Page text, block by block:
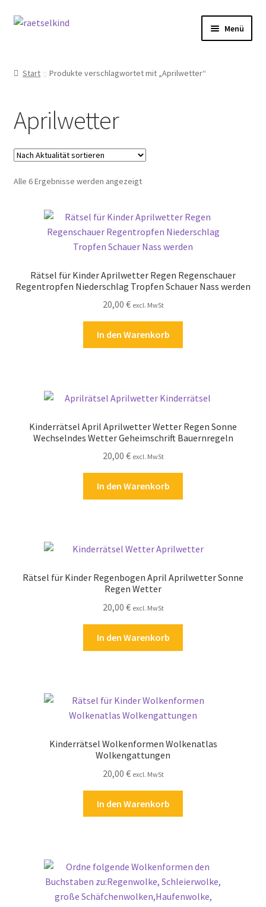
Zur
Zum
Menü
Cookie-Richtlinie (EU)
Datenschutzbelehrung
Echtheit von Bewertungen
Kasse
Über Rätselkind
Start Produkte verschlagwortet mit „Aprilwetter“
Aprilwetter
Alle 6 Ergebnisse werden angezeigtNach
Rätsel für Kinder Aprilwetter Regen Regenschauer
Regentropfen Niederschlag Tropfen Schauer Nass werden
20,00 € excl. MwSt
In den Warenkorb
Kinderrätsel April Aprilwetter Wetter Regen Sonne
Wechselndes Wetter Geheimschrift Bauernregeln
20,00 € excl. MwSt
In den Warenkorb
Rätsel für Kinder Regenbogen April Aprilwetter Sonne
Regen Wetter
20,00 € excl. MwSt
In den Warenkorb
Kinderrätsel Wolkenformen Wolkenatlas
Wolkengattungen
20,00 € excl. MwSt
In den Warenkorb